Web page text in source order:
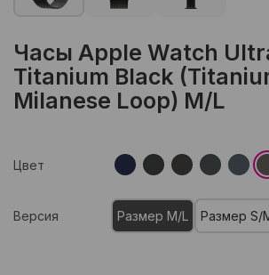
Часы Apple Watch
Titanium Black
Milanese Loop) M/L
Цвет
Версия Размер M/L Размер S/